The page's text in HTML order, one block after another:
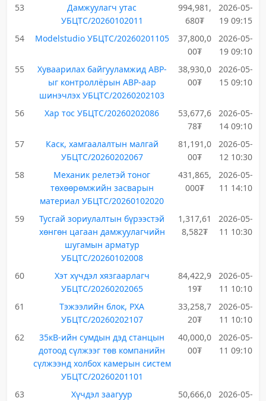
53
Дамжуулагч утас
УБЦТС/20260102011
994,981,
680₮
2026-05-
19 09:15
54
Modelstudio УБЦТС/20260201105
37,800,0
00₮
2026-05-
19 09:10
55
Хуваарилах байгууламжид АВР-
ыг контроллёрын АВР-аар
шинэчлэх УБЦТС/20260202103
38,930,0
00₮
2026-05-
15 09:10
56 Хар тос УБЦТС/20260202086
53,677,6
78₮
2026-05-
14 09:10
57
Каск, хамгаалалтын малгай
УБЦТС/20260202067
81,191,0
00₮
2026-05-
12 10:30
58
Механик релетэй тоног
төхөөрөмжийн засварын
материал УБЦТС/20260102020
431,865,
000₮
2026-05-
11 14:10
59
Тусгай зориулалтын бүрээстэй
хөнгөн цагаан дамжуулагчийн
шугамын арматур
УБЦТС/20260102008
1,317,61
8,582₮
2026-05-
11 10:30
60
Хэт хүчдэл хязгаарлагч
УБЦТС/20260202065
84,422,9
19₮
2026-05-
11 10:10
61
Тэжээлийн блок, РХА
УБЦТС/20260202107
33,258,7
20₮
2026-05-
11 10:10
62
35кВ-ийн сумдын дэд станцын
дотоод сүлжээг төв компанийн
сүлжээнд холбох камерын систем
УБЦТС/20260201101
40,000,0
00₮
2026-05-
11 09:10
63
Хүчдэл заагуур
50,666,0
2026-05-